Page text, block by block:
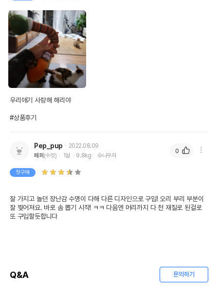
우리애기 사랑해 해리야
#상품후기
Pep_pup
2022.08.09
페퍼 (수컷) 1살 9.8kg 슈나우저
첫구매
잘 가지고 놀던 장난감 수명이 다해 다른 디자인으로 구입! 오리 부리 부분이
잘 찢어져요. 바로 솜 뽑기 시작! ㅋㅋ 다음엔 머리까지 다 천 재질로 된걸로
또 구입할듯합니다
0
Q&A 문의하기